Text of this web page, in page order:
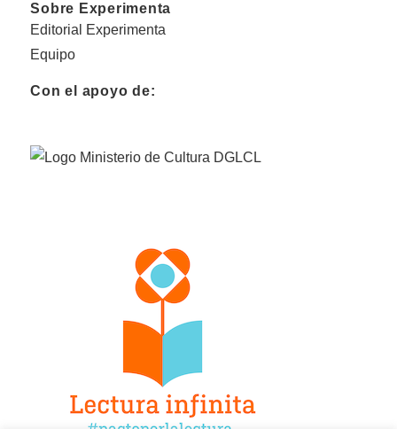
Sobre Experimenta
Editorial Experimenta
Equipo
Con el apoyo de: